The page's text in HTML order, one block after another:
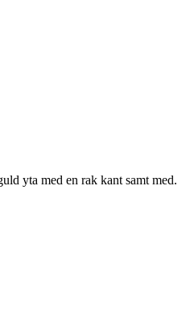
yta med en rak kant samt med.